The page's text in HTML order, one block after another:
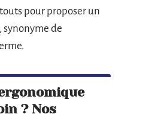
pour proposer un
de
? Nos